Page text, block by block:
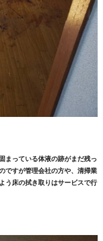
まっている体液の跡がまだ残っ
ですが管理会社の方や、清掃業
う床の拭き取りはサービスで行